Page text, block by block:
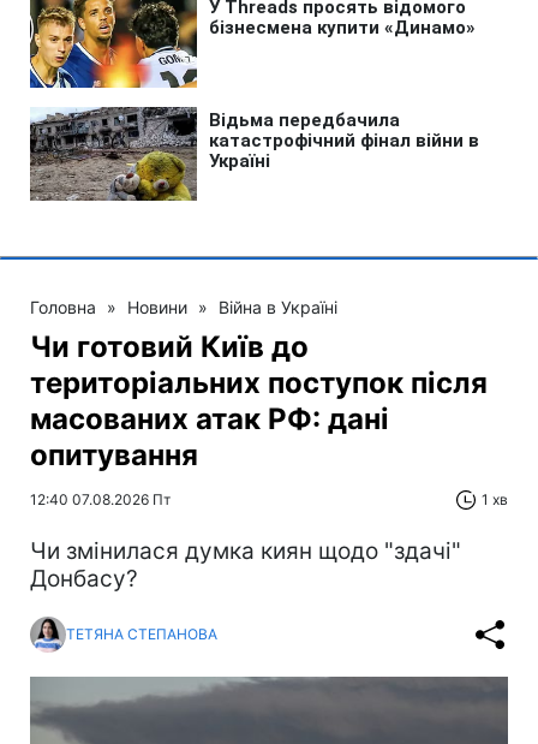
Головна » Новини » Війна в Україні
Чи готовий Київ до
територіальних поступок після
масованих атак РФ: дані
опитування
12:40 07.08.2026 Пт 1 хв
Чи змінилася думка киян щодо "здачі"
Донбасу?
ТЕТЯНА СТЕПАНОВА